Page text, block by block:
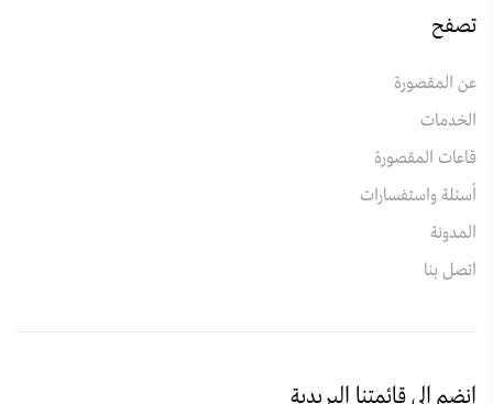
تصفح
عن المقصورة
الخدمات
قاعات المقصورة
أسئلة واستفسارات
المدونة
اتصل بنا
انضم الى قائمتنا البريدية